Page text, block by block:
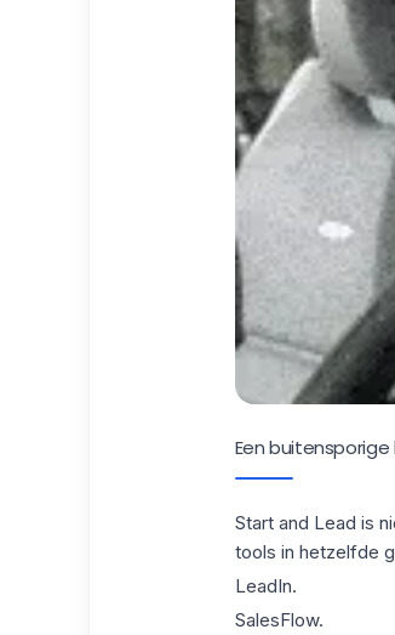
Een
Start and Lead is
tools in hetzelfde
LeadIn.
SalesFlow.